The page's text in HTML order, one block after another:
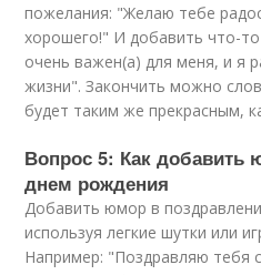
пожелания: "Желаю тебе
хорошего!" И добавить что-
очень важен(а) для меня, и я
жизни". Закончить можно
будет таким же прекрасным,
Вопрос 5: Как добавить
днем рождения
Добавить юмор в
используя легкие шутки или
Например: "Поздравляю тебя